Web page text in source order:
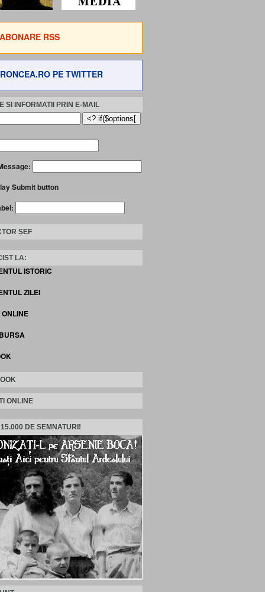
ABONARE RSS
RONCEA.RO PE TWITTER
SI INFORMATII PRIN E-MAIL
Submit button
ȘEF
LA:
ISTORIC
ZILEI
ONLINE
DE SEMNATURI!